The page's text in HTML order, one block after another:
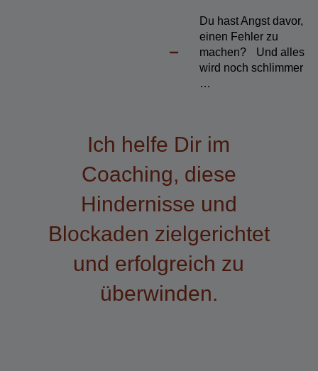
Du hast Angst davor,
einen Fehler zu
machen? Und alles
wird noch schlimmer
…
Ich helfe Dir im
Coaching, diese
Hindernisse und
Blockaden zielgerichtet
und erfolgreich zu
überwinden.